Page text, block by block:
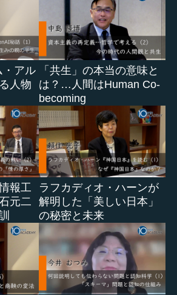
・アル
人物
「共生」の本当の意味と
は？…人間はHuman Co-
becoming
報工
元二
ラフカディオ・ハーンが
解明した「美しい日本」
の秘密と未来